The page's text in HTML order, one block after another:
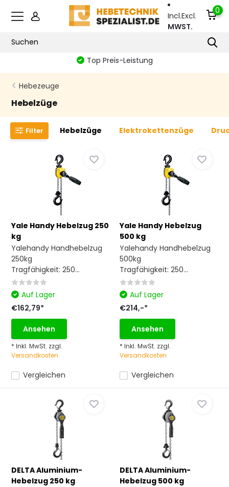
Incl.Excl.
MWST.
0
Zertifizierte Sicherheit
Hebezeuge
Hebelzüge
Filter Hebelzüge Elektrokettenzüge
Yale Handy Hebelzug 250
kg
Yalehandy Handhebelzug
250kg
Tragfähigkeit: 250...
Vergleichen
Auf Lager
€162,79*
Ansehen
* Inkl. MwSt. zzgl.
Versandkosten
Yale Handy Hebelzug
500 kg
Yalehandy Handhebelzug
500kg
Tragfähigkeit: 250...
Vergleichen
Auf Lager
€214,-*
Ansehen
* Inkl. MwSt. zzgl.
Versandkosten
DELTA Aluminium-
Hebelzug 250 kg
DELTA Aluminium-
Hebelzug 500 kg